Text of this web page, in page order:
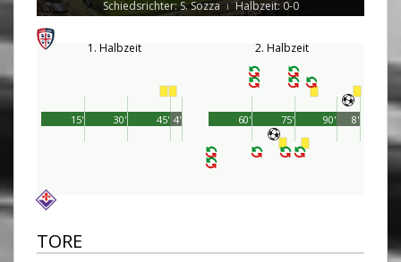
Schiedsrichter: S. Sozza
| Halbzeit: 0-0
1. Halbzeit
45'
15' 30' 4'
2. Halbzeit
90'
60' 75' 8'
TORE